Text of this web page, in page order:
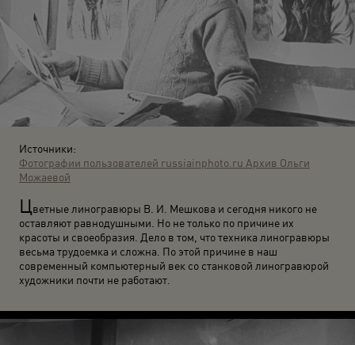
Источники:
Фотографии пользователей russiainphoto.ru Архив Ольги
Можаевой
Цветные линогравюры В. И. Мешкова и сегодня никого не
оставляют равнодушными. Но не только по причине их
красоты и своеобразия. Дело в том, что техника линогравюры
весьма трудоемка и сложна. По этой причине в наш
современный компьютерный век со станковой линогравюрой
художники почти не работают.